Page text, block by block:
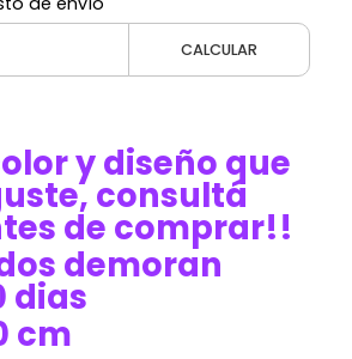
CALCULAR
y diseño que
consultá
de comprar!!
demoran
dias
cm